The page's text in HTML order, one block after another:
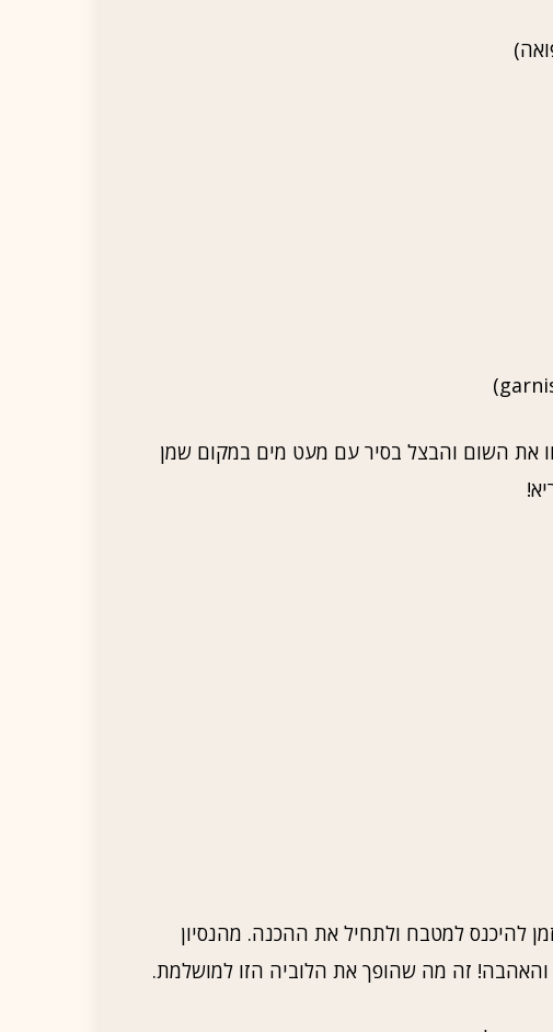
את השום והבצל בסיר עם מעט מים במקום שמן
להיכנס למטבח ולתחיל את ההכנה. מהנסיון
זה מה שהופך את הלוביה הזו למושלמת.